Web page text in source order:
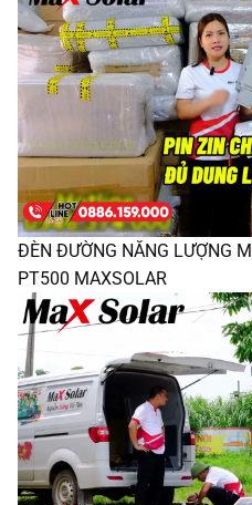
ĐÈN ĐƯỜNG NĂNG LƯỢNG
PT500 MAXSOLAR